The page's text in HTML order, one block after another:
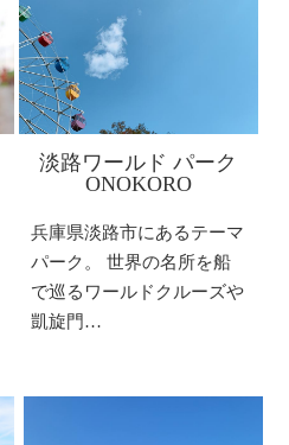
淡路ワールド パーク
ONOKORO
兵庫県淡路市にあるテーマ
パーク。 世界の名所を船
で巡るワールドクルーズや
凱旋門…